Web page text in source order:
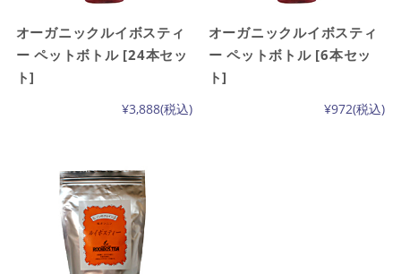
オーガニックルイボスティ
ー ペットボトル [24本セッ
ト]
¥3,888(税込)
オーガニックルイボスティ
ー ペットボトル [6本セッ
ト]
¥972(税込)